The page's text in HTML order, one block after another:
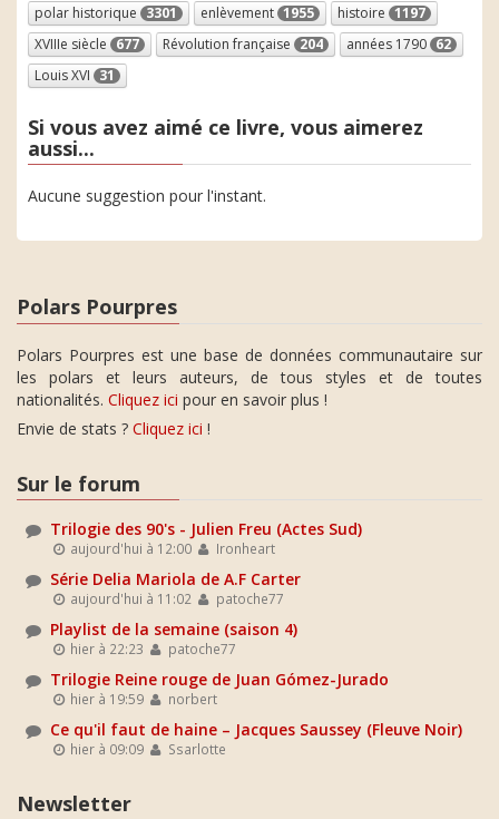
polar historique 3301 enlèvement 1955 histoire 1197
XVIIIe siècle 677 Révolution française 204 années 1790 62
Louis XVI 31
Si vous avez aimé ce livre, vous aimerez
aussi...
Aucune suggestion pour l'instant.
Polars Pourpres
Polars Pourpres est une base de données communautaire sur
les polars et leurs auteurs, de tous styles et de toutes
nationalités. Cliquez ici pour en savoir plus !
Envie de stats ? Cliquez ici !
Sur le forum
Trilogie des 90's - Julien Freu (Actes Sud)
aujourd'hui à 12:00 Ironheart
Série Delia Mariola de A.F Carter
aujourd'hui à 11:02 patoche77
Playlist de la semaine (saison 4)
hier à 22:23 patoche77
Trilogie Reine rouge de Juan Gómez-Jurado
hier à 19:59 norbert
Ce qu'il faut de haine – Jacques Saussey (Fleuve Noir)
hier à 09:09 Ssarlotte
Newsletter